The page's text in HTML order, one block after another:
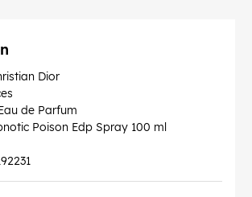
Dior
de Parfum
Poison Edp Spray 100 ml